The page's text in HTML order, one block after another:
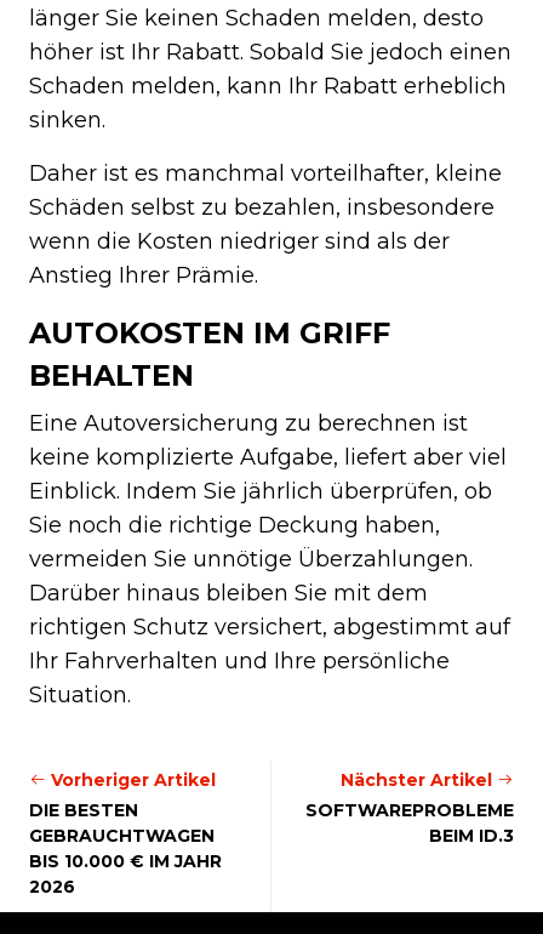
länger Sie keinen Schaden melden, desto
höher ist Ihr Rabatt. Sobald Sie jedoch einen
Schaden melden, kann Ihr Rabatt erheblich
sinken.
Daher ist es manchmal vorteilhafter, kleine
Schäden selbst zu bezahlen, insbesondere
wenn die Kosten niedriger sind als der
Anstieg Ihrer Prämie.
AUTOKOSTEN IM GRIFF
BEHALTEN
Eine Autoversicherung zu berechnen ist
keine komplizierte Aufgabe, liefert aber viel
Einblick. Indem Sie jährlich überprüfen, ob
Sie noch die richtige Deckung haben,
vermeiden Sie unnötige Überzahlungen.
Darüber hinaus bleiben Sie mit dem
richtigen Schutz versichert, abgestimmt auf
Ihr Fahrverhalten und Ihre persönliche
Situation.
Vorheriger Artikel
DIE BESTEN
GEBRAUCHTWAGEN
BIS 10.000 € IM JAHR
2026
Nächster Artikel
SOFTWAREPROBLEME
BEIM ID.3